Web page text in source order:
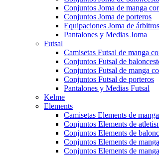
Conjuntos Joma de manga
Conjuntos Joma de porteros
Equipaciones Joma de árbitros
Pantalones y Medias Joma
Futsal
Camisetas Futsal de manga
Conjuntos Futsal de
Conjuntos Futsal de manga
Conjuntos Futsal de porteros
Pantalones y Medias Futsal
Kelme
Elements
Camisetas Elements de
Conjuntos Elements de
Conjuntos Elements de
Conjuntos Elements de
Conjuntos Elements de